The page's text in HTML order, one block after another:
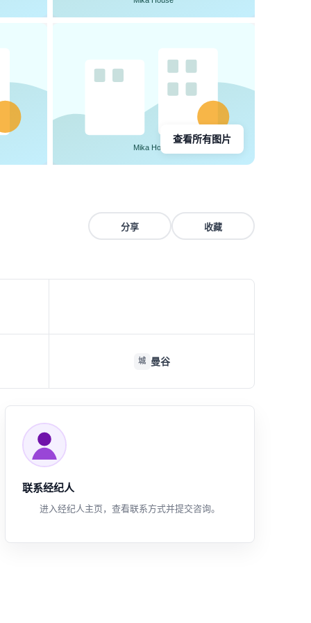
查看所有图片
分享 收藏
城 曼谷
联系经纪人
进入经纪人主页，查看联系方式并提交咨询。